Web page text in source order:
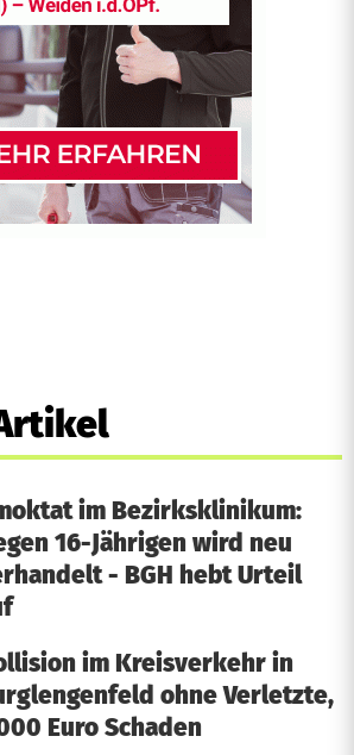
im Bezirksklinikum:
16-Jährigen wird neu
- BGH hebt Urteil
im Kreisverkehr in
ohne Verletzte,
Euro Schaden